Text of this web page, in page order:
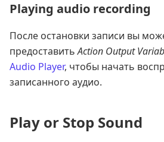
Playing audio recording
После остановки записи вы
предоставитьAction Output
Audio Player, чтобы начать
записанного аудио.
Play or Stop Sound